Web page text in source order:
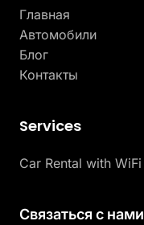
Services
Car Rental with WiFi
Главная
Автомобили
Блог
Контакты
Связаться с нами